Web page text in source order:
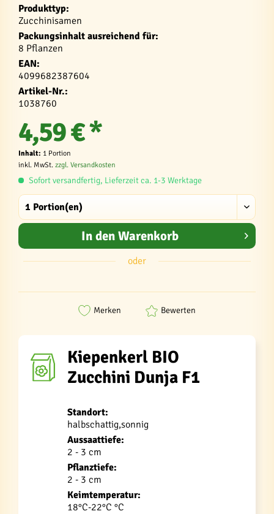
Produkttyp:
Zucchinisamen
Packungsinhalt ausreichend für:
8 Pflanzen
EAN:
4099682387604
Artikel-Nr.:
1038760
4,59 € *
Inhalt: 1 Portion
inkl. MwSt. zzgl. Versandkosten
Sofort versandfertig, Lieferzeit ca. 1-3 Werktage
In den Warenkorb
oder
Merken Bewerten
Kiepenkerl BIO
Zucchini Dunja F1
Standort:
halbschattig,sonnig
Aussaattiefe:
2 - 3 cm
Pflanztiefe:
2 - 3 cm
Keimtemperatur:
18°C-22°C °C